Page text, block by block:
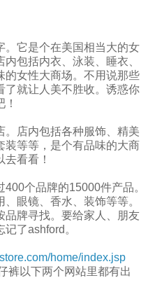
。它是个在美国相当大的女
包括内衣、泳装、睡衣、
的女性大商场。不用说那些
了就让人美不胜收。诱惑你
。店内包括各种服饰、精美
装等等，是个有品味的大商
看看！
个品牌的15000件产品。
眼镜、香水、装饰等等。
品牌寻找。要给家人、朋友
了ashford。
home/index.jsp
裤以下两个网站里都有出